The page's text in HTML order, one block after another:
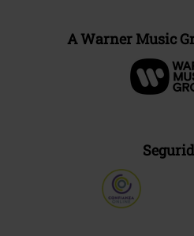
A Warner Music